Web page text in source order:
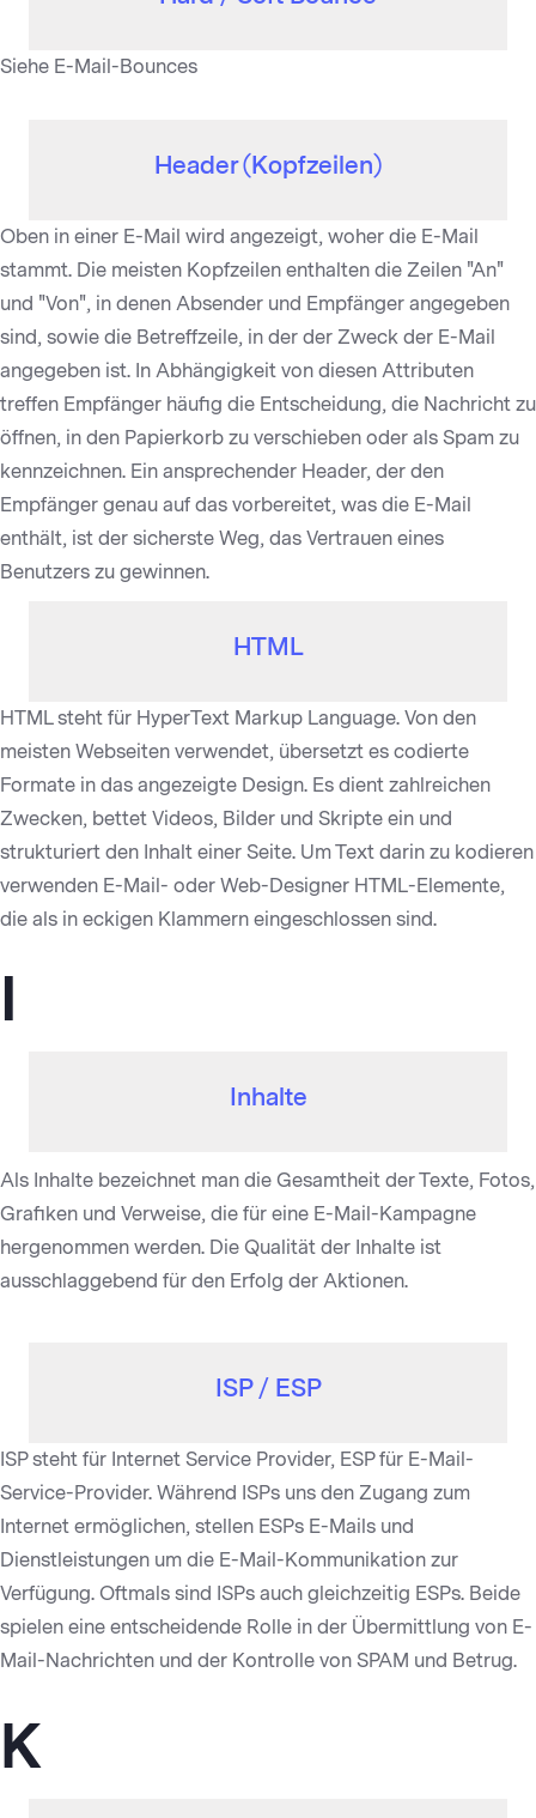
Siehe E-Mail-Bounces
Header (Kopfzeilen)
Oben in einer E-Mail wird angezeigt, woher die E-Mail
stammt. Die meisten Kopfzeilen enthalten die Zeilen "An"
und "Von", in denen Absender und Empfänger angegeben
sind, sowie die Betreffzeile, in der der Zweck der E-Mail
angegeben ist. In Abhängigkeit von diesen Attributen
treffen Empfänger häufig die Entscheidung, die Nachricht zu
öffnen, in den Papierkorb zu verschieben oder als Spam zu
kennzeichnen. Ein ansprechender Header, der den
Empfänger genau auf das vorbereitet, was die E-Mail
enthält, ist der sicherste Weg, das Vertrauen eines
Benutzers zu gewinnen.
HTML
HTML steht für HyperText Markup Language. Von den
meisten Webseiten verwendet, übersetzt es codierte
Formate in das angezeigte Design. Es dient zahlreichen
Zwecken, bettet Videos, Bilder und Skripte ein und
strukturiert den Inhalt einer Seite. Um Text darin zu kodieren
verwenden E-Mail- oder Web-Designer HTML-Elemente,
die als in eckigen Klammern eingeschlossen sind.
I
Inhalte
Als Inhalte bezeichnet man die Gesamtheit der Texte, Fotos,
Grafiken und Verweise, die für eine E-Mail-Kampagne
hergenommen werden. Die Qualität der Inhalte ist
ausschlaggebend für den Erfolg der Aktionen.
ISP / ESP
ISP steht für Internet Service Provider, ESP für E-Mail-
Service-Provider. Während ISPs uns den Zugang zum
Internet ermöglichen, stellen ESPs E-Mails und
Dienstleistungen um die E-Mail-Kommunikation zur
Verfügung. Oftmals sind ISPs auch gleichzeitig ESPs. Beide
spielen eine entscheidende Rolle in der Übermittlung von E-
Mail-Nachrichten und der Kontrolle von SPAM und Betrug.
K